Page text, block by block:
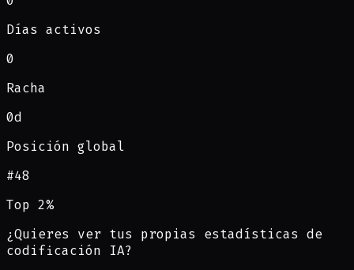
Días activos
0
Racha
0d
Posición global
#48
Top 2%
¿Quieres ver tus propias estadísticas de
codificación IA?